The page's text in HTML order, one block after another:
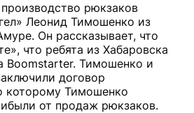
рюкзаков
Леонид Тимошенко из
Он рассказывает, что
что ребята из Хабаровска
Boomstarter. Тимошенко и
договор
которому Тимошенко
от продаж рюкзаков.